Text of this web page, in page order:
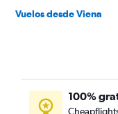
Vuelos desde Viena
100%